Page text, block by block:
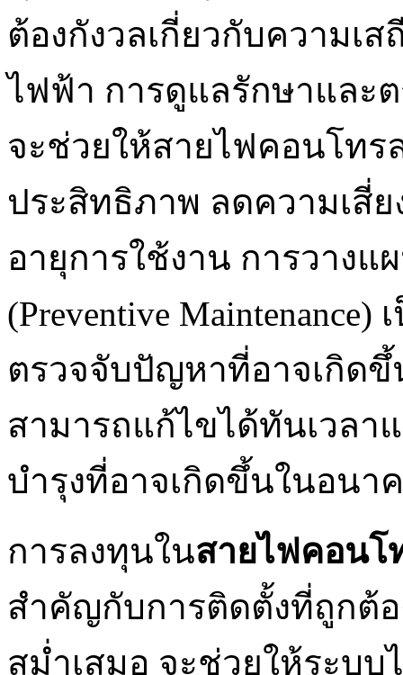
ต้องกังวลเกี่ยวกับความเ
ไฟฟ้า การดูแลรักษาและ
จะช่วยให้สายไฟคอนโทร
ประสิทธิภาพ ลดความเสี่
อายุการใช้งาน การวางแ
(Preventive
ตรวจจับปัญหาที่อาจเกิดขึ้
สามารถแก้ไขได้ทันเวลา
บำรุงที่อาจเกิดขึ้นในอนา
การลงทุนในสายไฟคอนโ
สำคัญกับการติดตั้งที่ถูกต้อ
สม่ำเสมอ จะช่วยให้ระบ